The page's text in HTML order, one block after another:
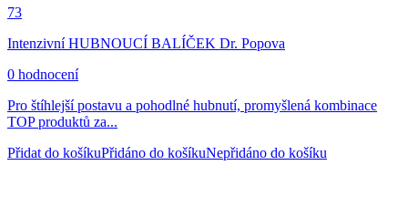
73
Intenzivní HUBNOUCÍ BALÍČEK Dr. Popova
0 hodnocení
Pro štíhlejší postavu a pohodlné hubnutí, promyšlená kombinace
TOP produktů za...
Přidat do košíkuPřidáno do košíkuNepřidáno do košíku